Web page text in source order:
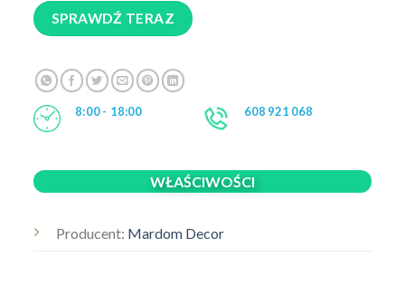
SPRAWDŹ TERAZ
8:00 - 18:00 608 921 068
WŁAŚCIWOŚCI
Producent: Mardom Decor